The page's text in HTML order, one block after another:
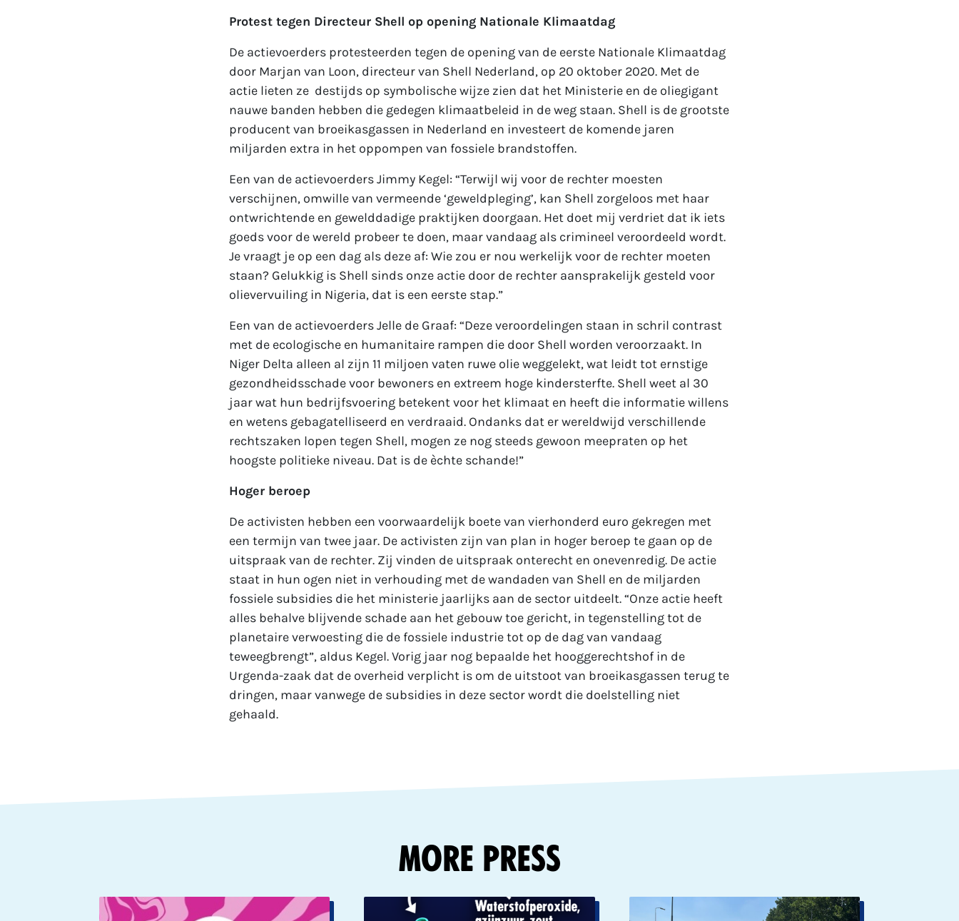
Protest tegen Directeur Shell op opening Nationale Klimaatdag
De actievoerders protesteerden tegen de opening van de eerste Nationale Klimaatdag
door Marjan van Loon, directeur van Shell Nederland, op 20 oktober 2020. Met de
actie lieten ze destijds op symbolische wijze zien dat het Ministerie en de oliegigant
nauwe banden hebben die gedegen klimaatbeleid in de weg staan. Shell is de grootste
producent van broeikasgassen in Nederland en investeert de komende jaren
miljarden extra in het oppompen van fossiele brandstoffen.
Een van de actievoerders Jimmy Kegel: “Terwijl wij voor de rechter moesten
verschijnen, omwille van vermeende ‘geweldpleging’, kan Shell zorgeloos met haar
ontwrichtende en gewelddadige praktijken doorgaan. Het doet mij verdriet dat ik iets
goeds voor de wereld probeer te doen, maar vandaag als crimineel veroordeeld wordt.
Je vraagt je op een dag als deze af: Wie zou er nou werkelijk voor de rechter moeten
staan? Gelukkig is Shell sinds onze actie door de rechter aansprakelijk gesteld voor
olievervuiling in Nigeria, dat is een eerste stap.”
Een van de actievoerders Jelle de Graaf: “Deze veroordelingen staan in schril contrast
met de ecologische en humanitaire rampen die door Shell worden veroorzaakt. In
Niger Delta alleen al zijn 11 miljoen vaten ruwe olie weggelekt, wat leidt tot ernstige
gezondheidsschade voor bewoners en extreem hoge kindersterfte. Shell weet al 30
jaar wat hun bedrijfsvoering betekent voor het klimaat en heeft die informatie willens
en wetens gebagatelliseerd en verdraaid. Ondanks dat er wereldwijd verschillende
rechtszaken lopen tegen Shell, mogen ze nog steeds gewoon meepraten op het
hoogste politieke niveau. Dat is de èchte schande!”
Hoger beroep
De activisten hebben een voorwaardelijk boete van vierhonderd euro gekregen met
een termijn van twee jaar. De activisten zijn van plan in hoger beroep te gaan op de
uitspraak van de rechter. Zij vinden de uitspraak onterecht en onevenredig. De actie
staat in hun ogen niet in verhouding met de wandaden van Shell en de miljarden
fossiele subsidies die het ministerie jaarlijks aan de sector uitdeelt. “Onze actie heeft
alles behalve blijvende schade aan het gebouw toe gericht, in tegenstelling tot de
planetaire verwoesting die de fossiele industrie tot op de dag van vandaag
teweegbrengt”, aldus Kegel. Vorig jaar nog bepaalde het hooggerechtshof in de
Urgenda-zaak dat de overheid verplicht is om de uitstoot van broeikasgassen terug te
dringen, maar vanwege de subsidies in deze sector wordt die doelstelling niet
gehaald.
More Press